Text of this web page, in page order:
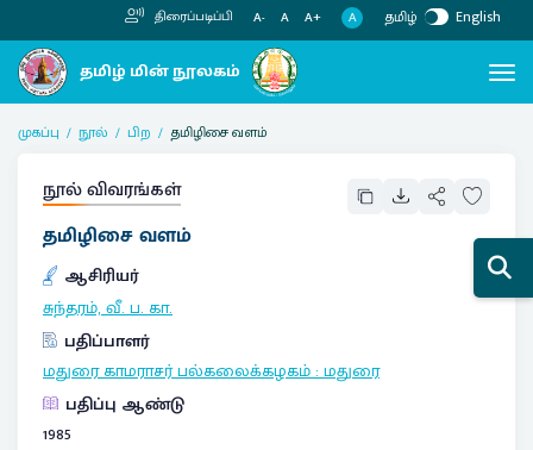
திரைப்படிப்பி A- A A+ A தமிழ் English
முகப்பு நூல் பிற தமிழிசை வளம்
நூல் விவரங்கள்
தமிழிசை வளம்
ஆசிரியர்
சுந்தரம், வீ. ப. கா.
பதிப்பாளர்
மதுரை காமராசர் பல்கலைக்கழகம்:மதுரை
பதிப்பு ஆண்டு
1985